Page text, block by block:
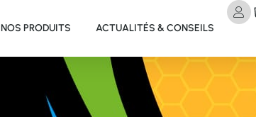
NOS PRODUITS ACTUALITÉS & CONSEILS